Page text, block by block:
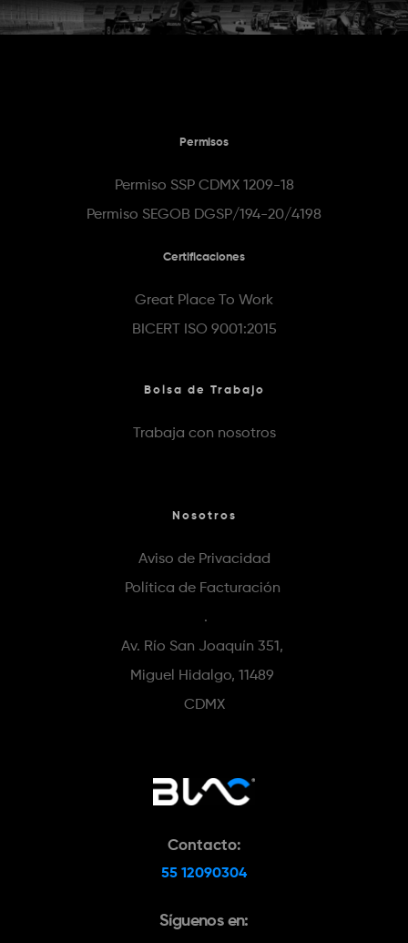
Permisos
Permiso SSP CDMX 1209-18
Permiso SEGOB DGSP/194-20/4198
Certificaciones
Great Place To Work
BICERT ISO 9001:2015
Bolsa de Trabajo
Trabaja con nosotros
Nosotros
Aviso de Privacidad
Política de Facturación
.
Av. Río San Joaquín 351,
Miguel Hidalgo, 11489
CDMX
Contacto:
55 12090304
Síguenos en: